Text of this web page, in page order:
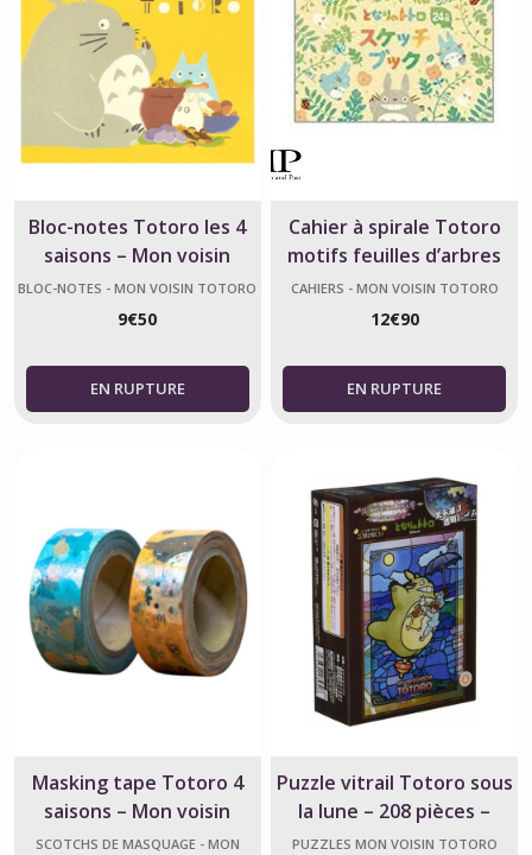
Bloc-notes Totoro les 4
saisons – Mon voisin
Totoro
BLOC-NOTES - MON VOISIN TOTORO
9€50
Cahier à spirale Totoro
motifs feuilles d’arbres
CAHIERS - MON VOISIN TOTORO
12€90
Masking tape Totoro 4
saisons – Mon voisin
Totoro – Studio Ghibli
SCOTCHS DE MASQUAGE - MON
Puzzle vitrail Totoro sous
la lune – 208 pièces –
Japon
PUZZLES MON VOISIN TOTORO